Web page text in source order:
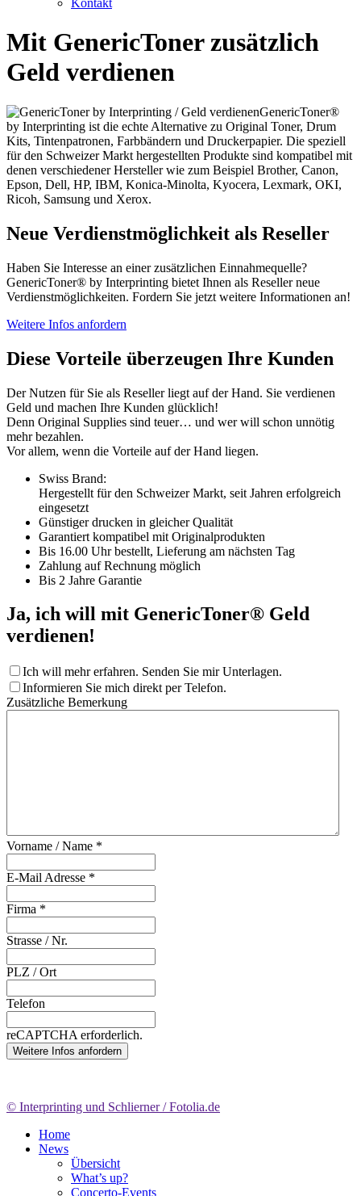
Kontakt
Mit GenericToner zusätzlich
Geld verdienen
GenericToner®
by Interprinting ist die echte Alternative zu Original Toner, Drum
Kits, Tintenpatronen, Farbbändern und Druckerpapier. Die speziell
für den Schweizer Markt hergestellten Produkte sind kompatibel mit
denen verschiedener Hersteller wie zum Beispiel Brother, Canon,
Epson, Dell, HP, IBM, Konica-Minolta, Kyocera, Lexmark, OKI,
Ricoh, Samsung und Xerox.
Neue Verdienstmöglichkeit als Reseller
Haben Sie Interesse an einer zusätzlichen Einnahmequelle?
GenericToner® by Interprinting bietet Ihnen als Reseller neue
Verdienstmöglichkeiten. Fordern Sie jetzt weitere Informationen an!
Weitere Infos anfordern
Diese Vorteile überzeugen Ihre Kunden
Der Nutzen für Sie als Reseller liegt auf der Hand. Sie verdienen
Geld und machen Ihre Kunden glücklich!
Denn Original Supplies sind teuer… und wer will schon unnötig
mehr bezahlen.
Vor allem, wenn die Vorteile auf der Hand liegen.
Swiss Brand:
Hergestellt für den Schweizer Markt, seit Jahren erfolgreich
eingesetzt
Günstiger drucken in gleicher Qualität
Garantiert kompatibel mit Originalprodukten
Bis 16.00 Uhr bestellt, Lieferung am nächsten Tag
Zahlung auf Rechnung möglich
Bis 2 Jahre Garantie
Ja, ich will mit GenericToner® Geld
verdienen!
Ich will mehr erfahren. Senden Sie mir Unterlagen.
Informieren Sie mich direkt per Telefon.
Zusätzliche Bemerkung
Vorname / Name *
E-Mail Adresse *
Firma *
Strasse / Nr.
PLZ / Ort
Telefon
reCAPTCHA erforderlich.
Weitere Infos anfordern
© Interprinting und Schlierner / Fotolia.de
Home
News
Übersicht
What’s up?
Concerto-Events